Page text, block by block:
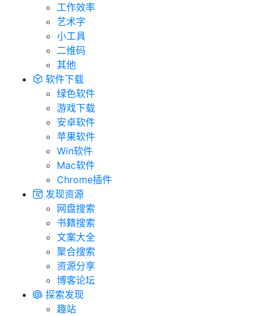
工作效率
艺术字
小工具
二维码
其他
软件下载
绿色软件
游戏下载
安卓软件
苹果软件
Win软件
Mac软件
Chrome插件
发现资源
网盘搜索
书籍搜索
文案大全
聚合搜索
资源分享
博客论坛
探索发现
趣站